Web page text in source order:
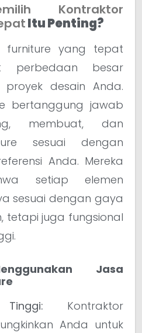
Kontraktor
Itu Penting?
furniture yang tepat
perbedaan besar
desain Anda.
bertanggung jawab
membuat, dan
sesuai dengan
Anda. Mereka
setiap elemen
sesuai dengan gaya
tetapi juga fungsional
Jasa
Kontraktor
Anda untuk